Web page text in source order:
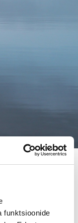
funktsioonide
600 000